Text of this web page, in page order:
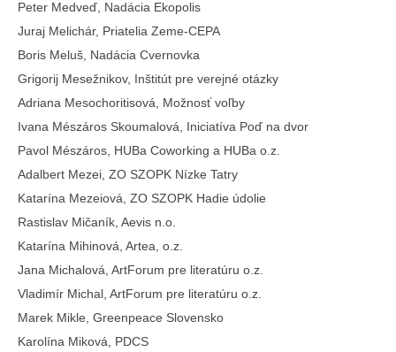
Peter Medveď, Nadácia Ekopolis
Juraj Melichár, Priatelia Zeme-CEPA
Boris Meluš, Nadácia Cvernovka
Grigorij Mesežnikov, Inštitút pre verejné otázky
Adriana Mesochoritisová, Možnosť voľby
Ivana Mészáros Skoumalová, Iniciatíva Poď na dvor
Pavol Mészáros, HUBa Coworking a HUBa o.z.
Adalbert Mezei, ZO SZOPK Nízke Tatry
Katarína Mezeiová, ZO SZOPK Hadie údolie
Rastislav Mičaník, Aevis n.o.
Katarína Mihinová, Artea, o.z.
Jana Michalová, ArtForum pre literatúru o.z.
Vladimír Michal, ArtForum pre literatúru o.z.
Marek Mikle, Greenpeace Slovensko
Karolína Miková, PDCS